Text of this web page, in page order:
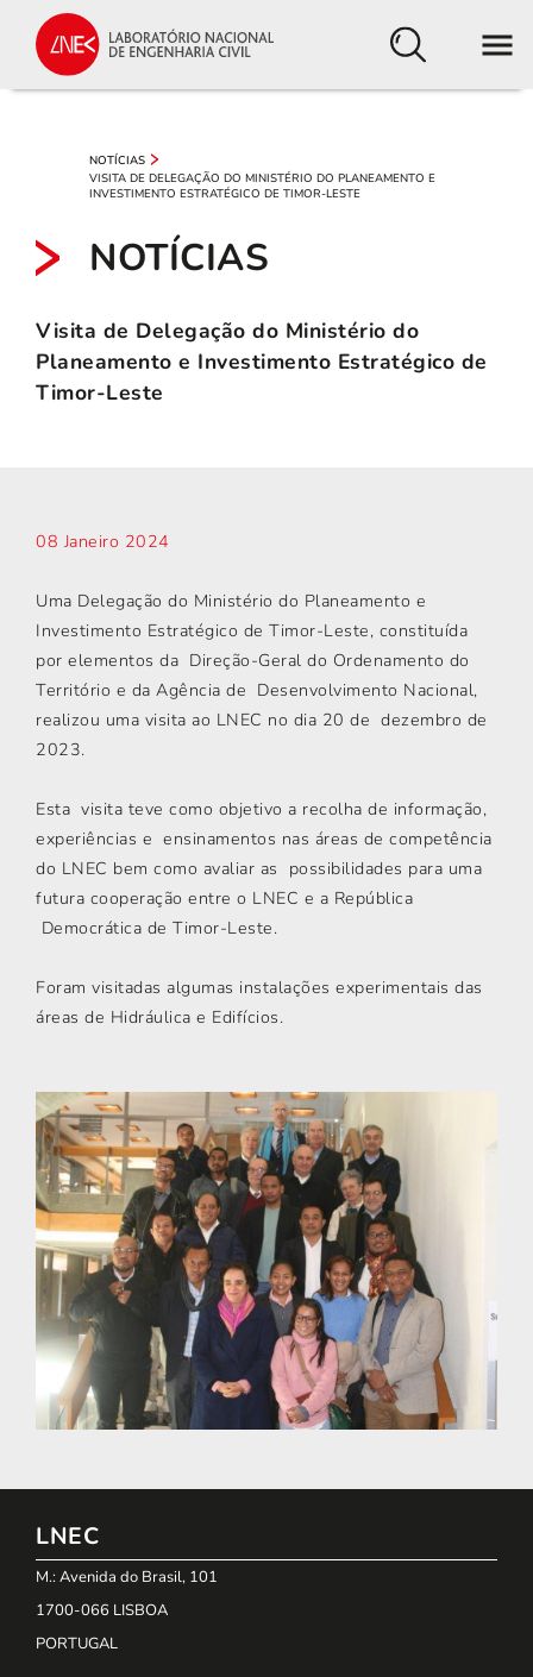
NOTÍCIAS
VISITA DE DELEGAÇÃO DO MINISTÉRIO DO PLANEAMENTO E
INVESTIMENTO ESTRATÉGICO DE TIMOR-LESTE
NOTÍCIAS
Visita de Delegação do Ministério do
Planeamento e Investimento Estratégico de
Timor-Leste
08 Janeiro 2024
Uma Delegação do Ministério do Planeamento e
Investimento Estratégico de Timor-Leste, constituída
por elementos da Direção-Geral do Ordenamento do
Território e da Agência de Desenvolvimento Nacional,
realizou uma visita ao LNEC no dia 20 de dezembro de
2023.
Esta visita teve como objetivo a recolha de informação,
experiências e ensinamentos nas áreas de competência
do LNEC bem como avaliar as possibilidades para uma
futura cooperação entre o LNEC e a República
Democrática de Timor-Leste.
Foram visitadas algumas instalações experimentais das
áreas de Hidráulica e Edifícios.
LNEC
M.: Avenida do Brasil, 101
1700-066 LISBOA
PORTUGAL